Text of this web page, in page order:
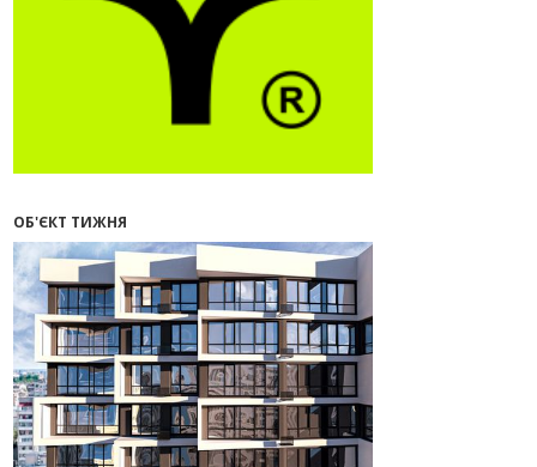
Поліція затримала банду, яка
привласнили квартири у Києві та
Франківську на понад 2,6 млн
комерційні приміщення зі
12:10
Як вибрати кольори для кухні у
2026 році
20.07.2026
13:19
У Поляниці та Франківську
прокуратура стягує понад 13 млн
грн пайових внесків
17.07.2026
18:18
П’ятий фасад замість
ОБ'ЄКТ ТИЖНЯ